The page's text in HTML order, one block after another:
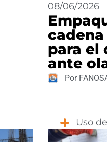
08/06/2026
para el
ante
Por
Uso